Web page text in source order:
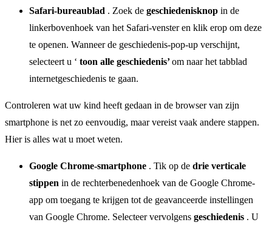
Safari-bureaublad . Zoek de geschiedenisknop in de
linkerbovenhoek van het Safari-venster en klik erop om deze
te openen. Wanneer de geschiedenis-pop-up verschijnt,
selecteert u ‘ toon alle geschiedenis’om naar het tabblad
internetgeschiedenis te gaan.
Controleren wat uw kind heeft gedaan in de browser van zijn
smartphone is net zo eenvoudig, maar vereist vaak andere stappen.
Hier is alles wat u moet weten.
Google Chrome-smartphone . Tik op de drie verticale
stippen in de rechterbenedenhoek van de Google Chrome-
app om toegang te krijgen tot de geavanceerde instellingen
van Google Chrome. Selecteer vervolgens geschiedenis . U